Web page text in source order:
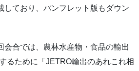
ており、パンフレット版もダウン
合では、農林水産物・食品の輸出
るために「JETRO輸出のあれこれ相